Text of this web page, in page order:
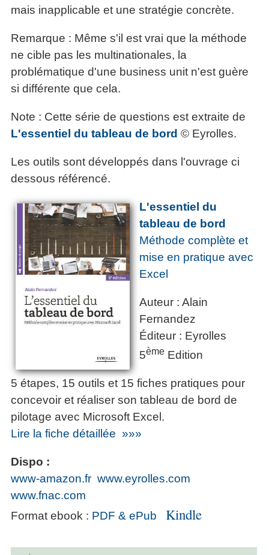
mais inapplicable et une stratégie concrète.
Remarque : Même s'il est vrai que la méthode
ne cible pas les multinationales, la
problématique d'une business unit n'est guère
si différente que cela.
Note : Cette série de questions est extraite de
L'essentiel du tableau de bord © Eyrolles.
Les outils sont développés dans l'ouvrage ci
dessous référencé.
L'essentiel du
tableau de bord
Méthode complète et
mise en pratique avec
Excel
Auteur : Alain
Fernandez
Éditeur : Eyrolles
5ème Edition
5 étapes, 15 outils et 15 fiches pratiques pour
concevoir et réaliser son tableau de bord de
pilotage avec Microsoft Excel.
Lire la fiche détaillée »»»
Dispo :
www-amazon.fr www.eyrolles.com
www.fnac.com
Format ebook : PDF & ePub Kindle